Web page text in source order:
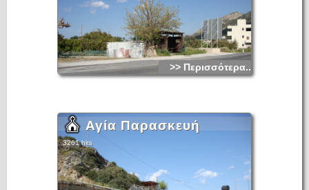
>> Περισσότερα...
Αγία Παρασκευή
3261 hits